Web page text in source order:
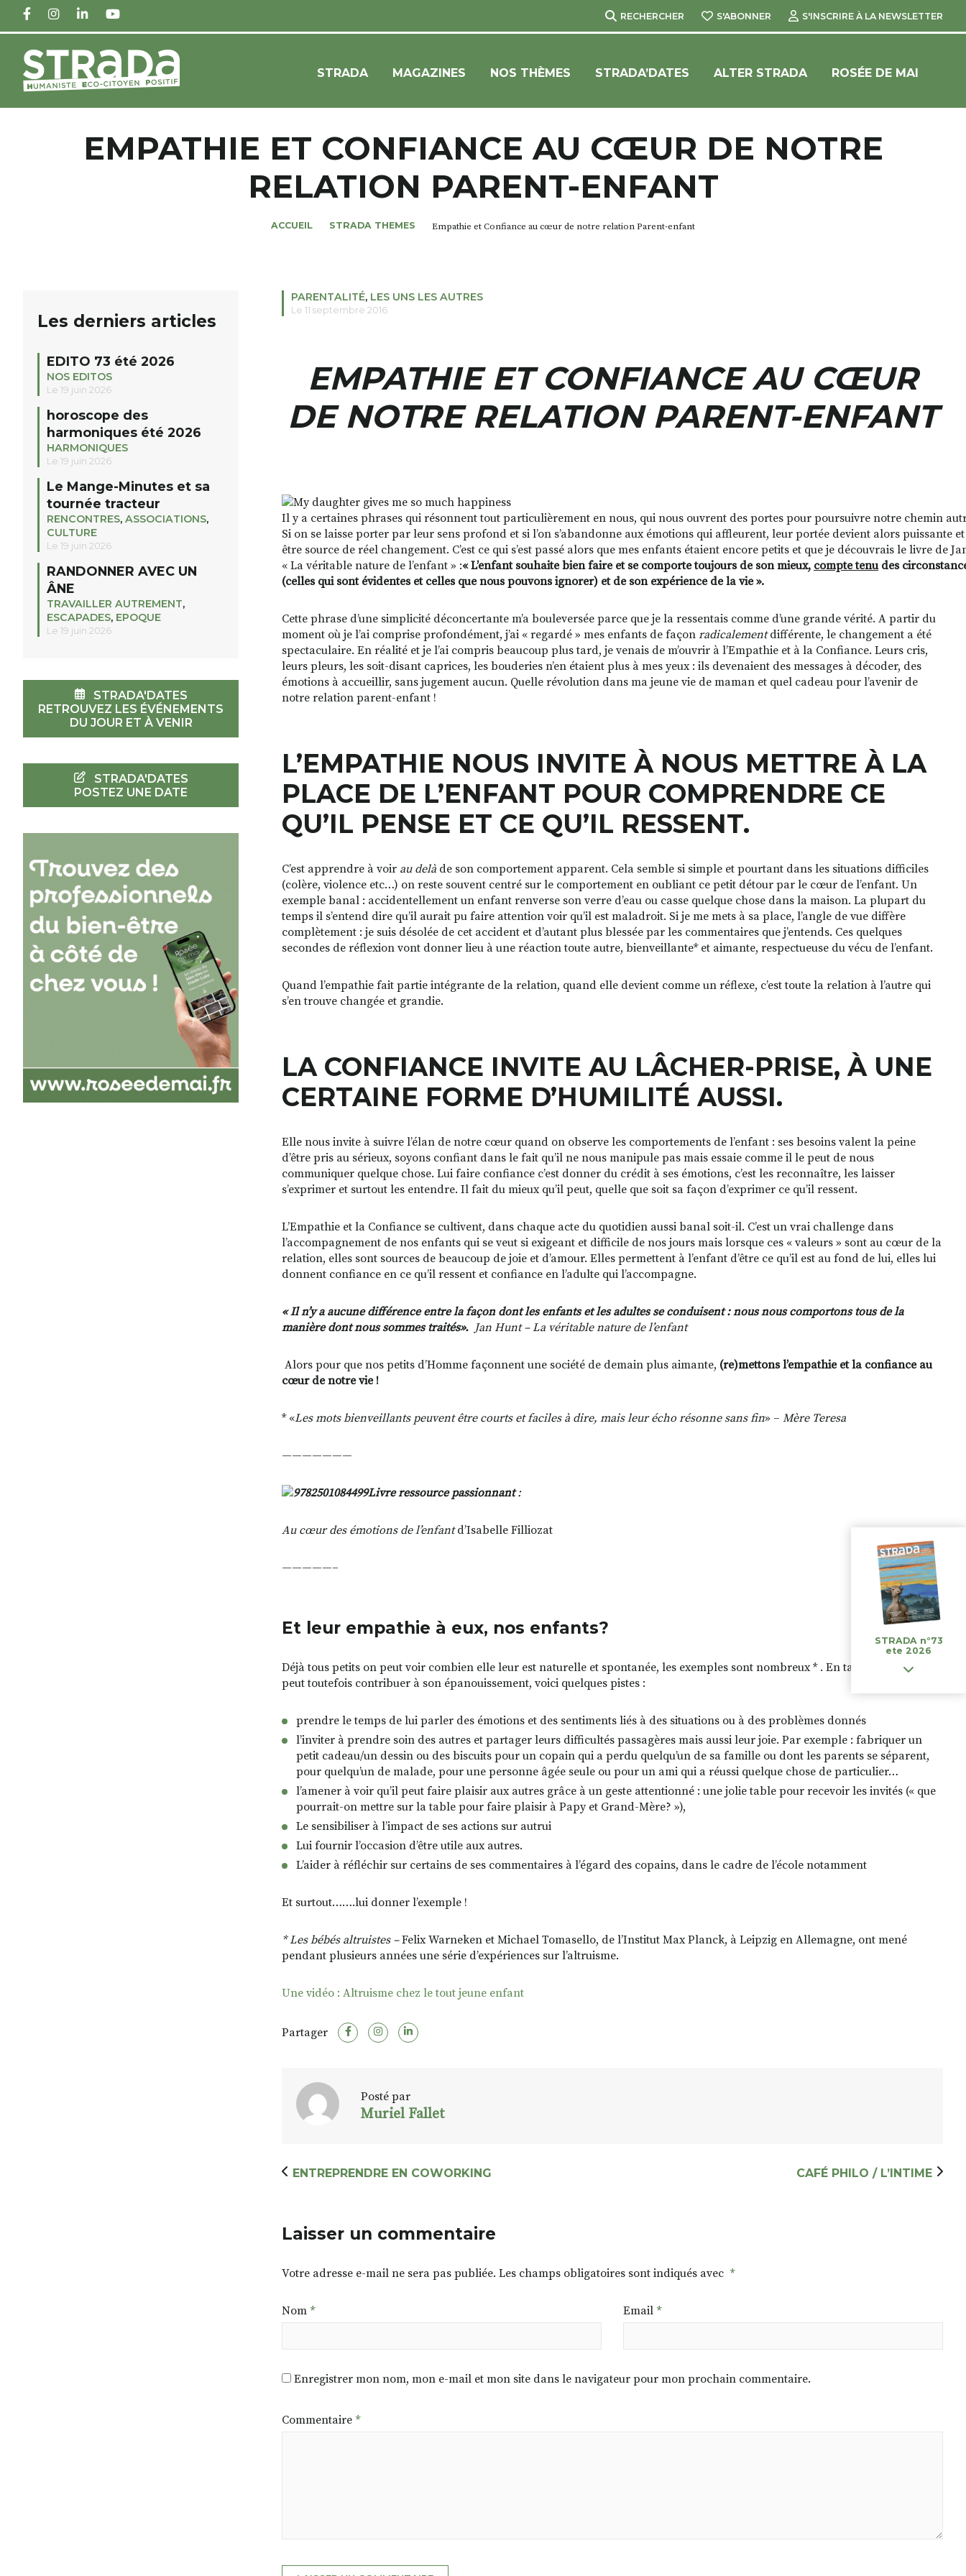
FACEBOOKINSTAGRAM
LINKEDINYOUTUBE RECHERCHER S'ABONNER S'INSCRIRE À LA NEWSLETTER
STRADA MAGAZINES NOS THÈMES STRADA’DATES ALTER STRADA ROSÉE DE MAI
EMPATHIE ET CONFIANCE AU CŒUR DE NOTRE
RELATION PARENT-ENFANT
ACCUEIL STRADA THEMES Empathie et Confiance au cœur de notre relation Parent-enfant
PARENTALITÉ, LES UNS LES AUTRES
Le 11 septembre 2016
EMPATHIE ET CONFIANCE AU CŒUR
DE NOTRE RELATION PARENT-ENFANT
Il y a certaines phrases qui résonnent tout particulièrement en nous, qui nous ouvrent des portes pour poursuivre notre chemin
Si on se laisse porter par leur sens profond et si l’on s’abandonne aux émotions qui affleurent, leur portée devient alors puissante
être source de réel changement. C’est ce qui s’est passé alors que mes enfants étaient encore petits et que je découvrais le livre de
« La véritable nature de l’enfant » :« L’enfant souhaite bien faire et se comporte toujours de son mieux, compte tenudes
(celles qui sont évidentes et celles que nous pouvons ignorer) et de son expérience de la vie ».
Cette phrase d’une simplicité déconcertante m’a bouleversée parce que je la ressentais comme d’une grande vérité. A partir du
moment où je l’ai comprise profondément, j’ai « regardé » mes enfants de façon radicalementdifférente, le changement a été
spectaculaire. En réalité et je l’ai compris beaucoup plus tard, je venais de m’ouvrir à l’Empathie et à la Confiance. Leurs cris,
leurs pleurs, les soit-disant caprices, les bouderies n’en étaient plus à mes yeux : ils devenaient des messages à décoder, des
émotions à accueillir, sans jugement aucun. Quelle révolution dans ma jeune vie de maman et quel cadeau pour l’avenir de
notre relation parent-enfant !
L’EMPATHIE NOUS INVITE À NOUS METTRE À LA
PLACE DE L’ENFANT POUR COMPRENDRE CE
QU’IL PENSE ET CE QU’IL RESSENT.
C’est apprendre à voir au delà de son comportement apparent. Cela semble si simple et pourtant dans les situations difficiles
(colère, violence etc…) on reste souvent centré sur le comportement en oubliant ce petit détour par le cœur de l’enfant. Un
exemple banal : accidentellement un enfant renverse son verre d’eau ou casse quelque chose dans la maison. La plupart du
temps il s’entend dire qu’il aurait pu faire attention voir qu’il est maladroit. Si je me mets à sa place, l’angle de vue diffère
complètement : je suis désolée de cet accident et d’autant plus blessée par les commentaires que j’entends. Ces quelques
secondes de réflexion vont donner lieu à une réaction toute autre, bienveillante* et aimante, respectueuse du vécu de l’enfant.
Quand l’empathie fait partie intégrante de la relation, quand elle devient comme un réflexe, c’est toute la relation à l’autre qui
s’en trouve changée et grandie.
LA CONFIANCE INVITE AU LÂCHER-PRISE, À UNE
CERTAINE FORME D’HUMILITÉ AUSSI.
Elle nous invite à suivre l’élan de notre cœur quand on observe les comportements de l’enfant : ses besoins valent la peine
d’être pris au sérieux, soyons confiant dans le fait qu’il ne nous manipule pas mais essaie comme il le peut de nous
communiquer quelque chose. Lui faire confiance c’est donner du crédit à ses émotions, c’est les reconnaître, les laisser
s’exprimer et surtout les entendre. Il fait du mieux qu’il peut, quelle que soit sa façon d’exprimer ce qu’il ressent.
L’Empathie et la Confiance se cultivent, dans chaque acte du quotidien aussi banal soit-il. C’est un vrai challenge dans
l’accompagnement de nos enfants qui se veut si exigeant et difficile de nos jours mais lorsque ces « valeurs » sont au cœur de la
relation, elles sont sources de beaucoup de joie et d’amour. Elles permettent à l’enfant d’être ce qu’il est au fond de lui, elles lui
donnent confiance en ce qu’il ressent et confiance en l’adulte qui l’accompagne.
« Il n’y a aucune différence entre la façon dont les enfants et les adultes se conduisent : nous nous comportons tous de la
manière dont nous sommes traités». Jan Hunt – La véritable nature de l’enfant
Alors pour que nos petits d’Homme façonnent une société de demain plus aimante, (re)mettons l’empathie et la confiance au
cœur de notre vie !
* «Les mots bienveillants peuvent être courts et faciles à dire, mais leur écho résonne sans fin» – Mère Teresa
———————
Livre ressource passionnant:
Au cœur des émotions de l’enfantd’Isabelle Filliozat
—————–
Et leur empathie à eux, nos enfants?
Déjà tous petits on peut voir combien elle leur est naturelle et spontanée, les exemples sont nombreux * . En tant que parent, on
peut toutefois contribuer à son épanouissement, voici quelques pistes :
prendre le temps de lui parler des émotions et des sentiments liés à des situations ou à des problèmes donnés
l’inviter à prendre soin des autres et partager leurs difficultés passagères mais aussi leur joie. Par exemple : fabriquer un
petit cadeau/un dessin ou des biscuits pour un copain qui a perdu quelqu’un de sa famille ou dont les parents se séparent,
pour quelqu’un de malade, pour une personne âgée seule ou pour un ami qui a réussi quelque chose de particulier…
l’amener à voir qu’il peut faire plaisir aux autres grâce à un geste attentionné : une jolie table pour recevoir les invités (« que
pourrait-on mettre sur la table pour faire plaisir à Papy et Grand-Mère? »),
Le sensibiliser à l’impact de ses actions sur autrui
Lui fournir l’occasion d’être utile aux autres.
L’aider à réfléchir sur certains de ses commentaires à l’égard des copains, dans le cadre de l’école notamment
Et surtout…….lui donner l’exemple !
*Les bébés altruistes –Felix Warneken et Michael Tomasello, de l’Institut Max Planck, à Leipzig en Allemagne, ont mené
pendant plusieurs années une série d’expériences sur l’altruisme.
Une vidéo : Altruisme chez le tout jeune enfant
Partager
Posté par
Muriel Fallet
ENTREPRENDRE EN COWORKING CAFÉ PHILO / L’INTIME
Laisser un commentaire
Votre adresse e-mail ne sera pas publiée. Les champs obligatoires sont indiqués avec *
Nom * Email *
Enregistrer mon nom, mon e-mail et mon site dans le navigateur pour mon prochain commentaire.
Commentaire *
Les derniers articles
EDITO 73 été 2026
NOS EDITOS
Le 19 juin 2026
horoscope des
harmoniques été 2026
HARMONIQUES
Le 19 juin 2026
Le Mange-Minutes et sa
tournée tracteur
RENCONTRES, ASSOCIATIONS,
CULTURE
Le 19 juin 2026
RANDONNER AVEC UN
ÂNE
TRAVAILLER AUTREMENT,
ESCAPADES, EPOQUE
Le 19 juin 2026
STRADA'DATES
RETROUVEZ LES ÉVÉNEMENTS
DU JOUR ET À VENIR
STRADA'DATES
POSTEZ UNE DATE
STRADA n°73
ete 2026